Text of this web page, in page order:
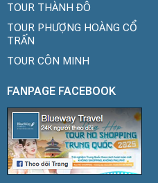
TOUR THÀNH ĐÔ
TOUR PHƯỢNG HOÀNG CỔ
TRẤN
TOUR CÔN MINH
FANPAGE FACEBOOK